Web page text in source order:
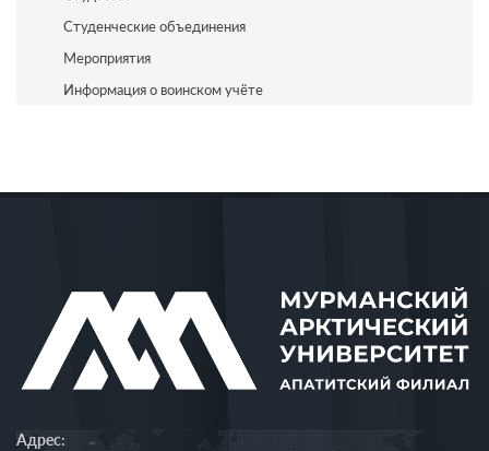
Студенческие объединения
Мероприятия
Информация о воинском учёте
Адрес: